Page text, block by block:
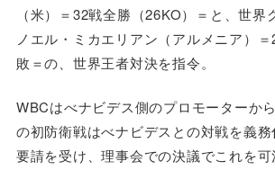
（米）＝32戦全勝（26KO）＝と、世界
ノエル・ミカエリアン（アルメニア）
敗＝の、世界王者対決を指令。
WBCはべナビデス側のプロモーターか
の初防衛戦はべナビデスとの対戦を義
要請を受け、理事会での決議でこれを可